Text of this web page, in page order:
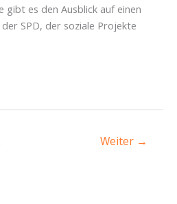
gibt es den Ausblick auf einen
SPD, der soziale Projekte
Weiter →